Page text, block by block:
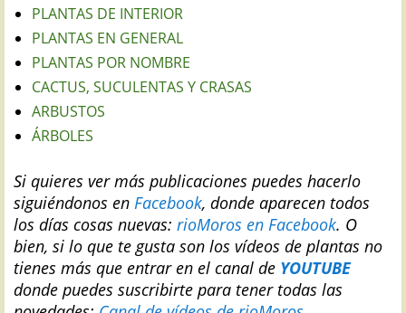
PLANTAS DE INTERIOR
PLANTAS EN GENERAL
PLANTAS POR NOMBRE
CACTUS, SUCULENTAS Y CRASAS
ARBUSTOS
ÁRBOLES
Si quieres ver más publicaciones puedes hacerlo
siguiéndonos en Facebook, donde aparecen todos
los días cosas nuevas: rioMoros en Facebook. O
bien, si lo que te gusta son los vídeos de plantas no
tienes más que entrar en el canal de YOUTUBE
donde puedes suscribirte para tener todas las